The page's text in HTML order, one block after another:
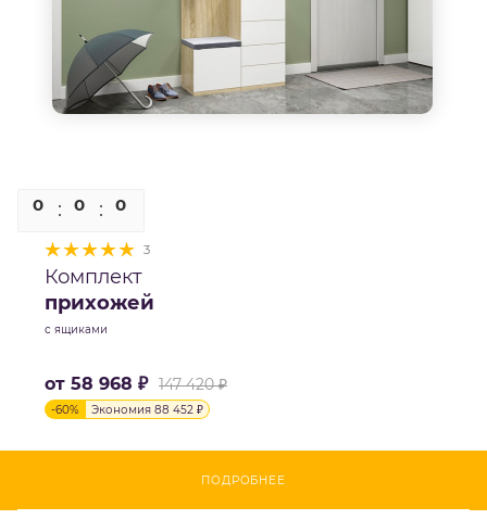
0 0 0
3
Комплект
прихожей
с ящиками
от 58 968 ₽ 147 420 ₽
-60% Экономия 88 452 ₽
ПОДРОБНЕЕ